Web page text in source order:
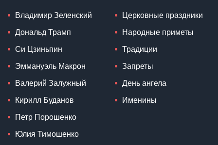
Владимир Зеленский
Дональд Трамп
Си Цзиньпин
Эммануэль Макрон
Валерий Залужный
Кирилл Буданов
Петр Порошенко
Юлия Тимошенко
Церковные праздники
Народные приметы
Традиции
Запреты
День ангела
Именины